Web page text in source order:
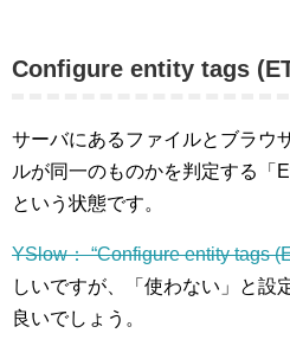
Configure entity tags
サーバにあるファイルとブラウ
ルが同一のものかを判定する「
という状態です。
YSlow： “Configure entity tags
しいですが、「使わない」と設
良いでしょう。